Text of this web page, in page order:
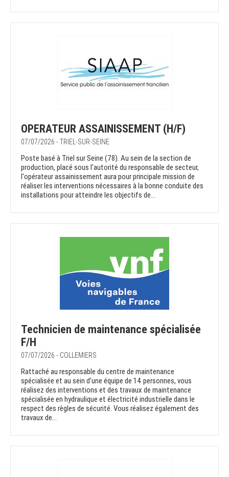
OPERATEUR ASSAINISSEMENT (H/F)
07/07/2026 - TRIEL-SUR-SEINE
Poste basé à Triel sur Seine (78). Au sein de la section de
production, placé sous l'autorité du responsable de secteur,
l'opérateur assainissement aura pour principale mission de
réaliser les interventions nécessaires à la bonne conduite des
installations pour atteindre les objectifs de...
Technicien de maintenance spécialisée
F/H
07/07/2026 - COLLEMIERS
Rattaché au responsable du centre de maintenance
spécialisée et au sein d'une équipe de 14 personnes, vous
réalisez des interventions et des travaux de maintenance
spécialisée en hydraulique et électricité industrielle dans le
respect des règles de sécurité. Vous réalisez également des
travaux de...